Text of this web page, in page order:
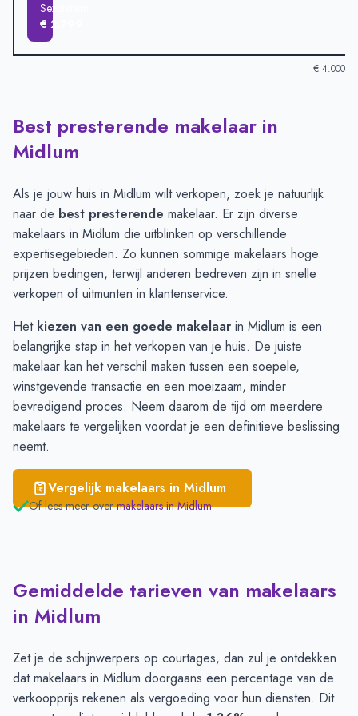
Sexbierum
€ 2.799
€ 4.000
Verkoopprijzen in andere plaatsen per m2-Afgelopen 3
Plaats
Pietersbierum
Midlum
€ 3.156
Dongjum
€ 3.077
Franeker
€ 3.056
Harlingen
Wijnaldum
€ 2.973
Sexbierum
€ 2.799
Best presterende makelaar in
Midlum
Als je jouw huis in Midlum wilt verkopen, zoek je natuurlijk
naar de best presterende makelaar. Er zijn diverse
makelaars in Midlum die uitblinken op verschillende
expertisegebieden. Zo kunnen sommige makelaars hoge
prijzen bedingen, terwijl anderen bedreven zijn in snelle
verkopen of uitmunten in klantenservice.
Het kiezen van een goede makelaar in Midlum is een
belangrijke stap in het verkopen van je huis. De juiste
makelaar kan het verschil maken tussen een soepele,
winstgevende transactie en een moeizaam, minder
bevredigend proces. Neem daarom de tijd om meerdere
makelaars te vergelijken voordat je een definitieve beslissing
neemt.
Vergelijk makelaars in Midlum
Of lees meer over makelaars inMidlum
Gemiddelde tarieven van makelaars
in Midlum
Zet je de schijnwerpers op courtages, dan zul je ontdekken
dat makelaars in Midlum doorgaans een percentage van de
verkoopprijs rekenen als vergoeding voor hun diensten. Dit